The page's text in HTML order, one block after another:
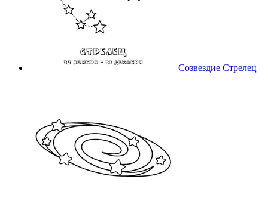
Созвездие Стрелец